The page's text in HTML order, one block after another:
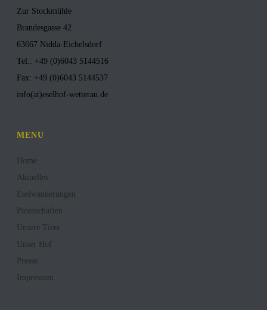
Zur Stockmühle
Brandesgasse 42
63667 Nidda-Eichelsdorf
Tel.: +49 (0)6043 5144516
Fax: +49 (0)6043 5144537
info(at)eselhof-wetterau.de
MENU
Home
Aktuelles
Eselwanderungen
Patenschaften
Unsere Tiere
Unser Hof
Presse
Impressum